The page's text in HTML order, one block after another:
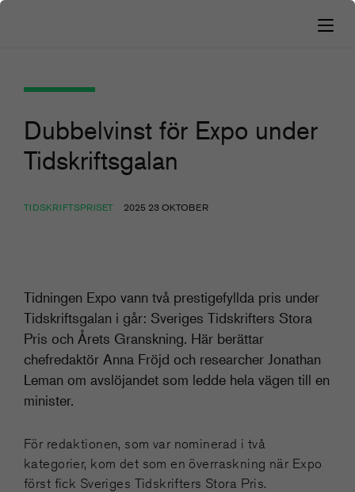
Dubbelvinst för Expo under
Tidskriftsgalan
TIDSKRIFTSPRISET 2025 23 OKTOBER
Tidningen Expo vann två prestigefyllda pris under
Tidskriftsgalan i går: Sveriges Tidskrifters Stora
Pris och Årets Granskning. Här berättar
chefredaktör Anna Fröjd och researcher Jonathan
Leman om avslöjandet som ledde hela vägen till en
minister.
För redaktionen, som var nominerad i två
kategorier, kom det som en överraskning när Expo
först fick Sveriges Tidskrifters Stora Pris.